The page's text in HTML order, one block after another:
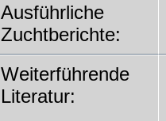
Ausführliche
Zuchtberichte:
Weiterführende
Literatur: